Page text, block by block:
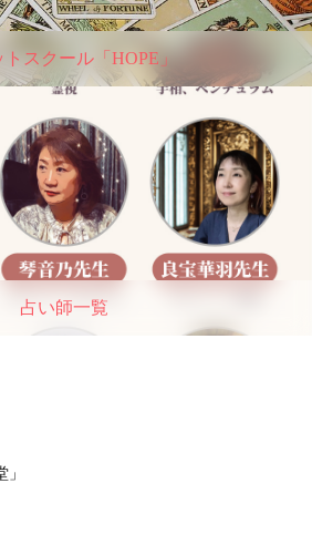
トスクール「HOPE」
占い師一覧